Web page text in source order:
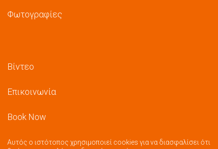
Φωτογραφίες
Βίντεο
Επικοινωνία
Book Now
Αυτός ο ιστότοπος χρησιμοποιεί cookies για να διασφαλίσει ότι